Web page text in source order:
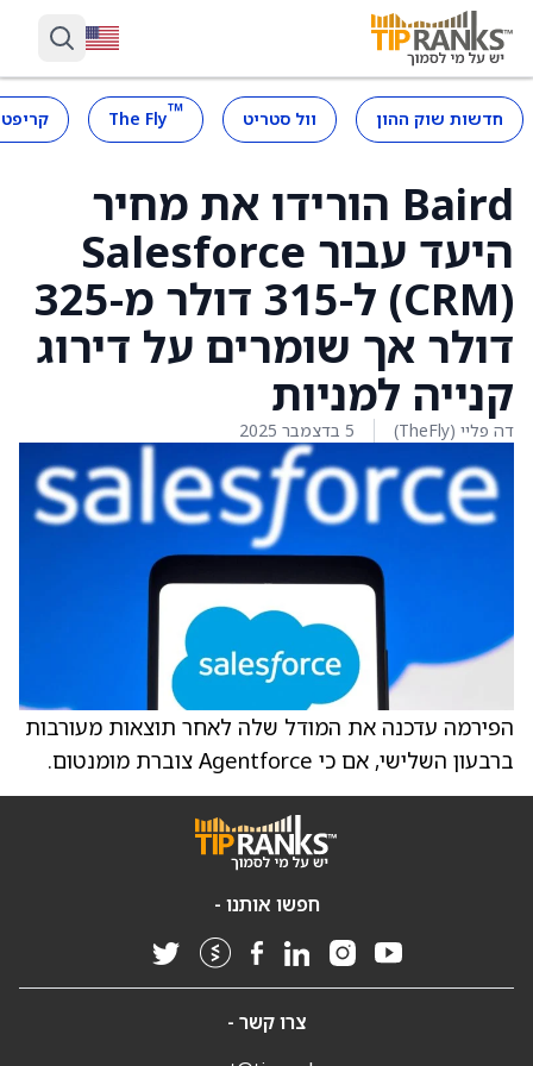
חדשות שוק ההון וול סטריט ™
The Fly
Baird הורידו את מחיר
היעד עבור Salesforce
(CRM) ל-315 דולר מ-325
דולר אך שומרים על דירוג
קנייה למניות
דה פליי (TheFly) 5 בדצמבר 2025
הפירמה עדכנה את המודל שלה לאחר תוצאות מעורבות
ברבעון השלישי, אם כי Agentforce צוברת מומנטום.
חפשו אותנו -
צרו קשר -